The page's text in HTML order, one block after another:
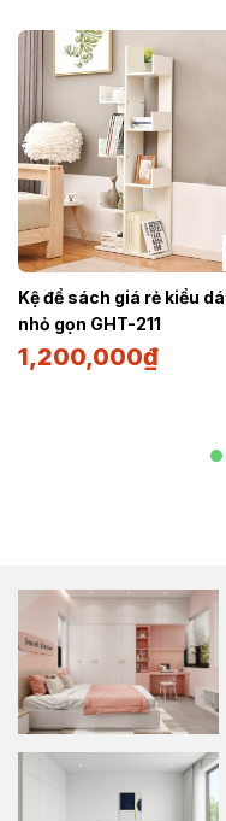
Kệ để sách giá rẻ kiểu
nhỏ gọn GHT-211
1,200,000₫